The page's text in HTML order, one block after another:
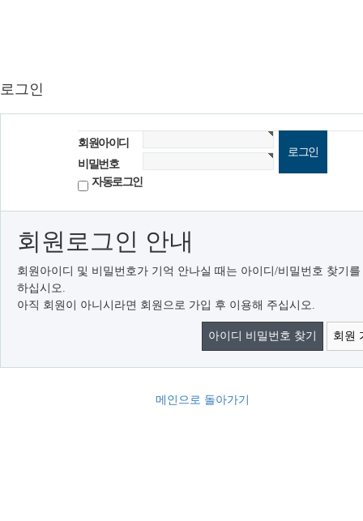
로그인
회원아이디
비밀번호
자동로그인
회원로그인 안내
회원아이디 및 비밀번호가 기억 안나실 때는 아이디/비밀번호 찾기를
하십시오.
아직 회원이 아니시라면 회원으로 가입 후 이용해 주십시오.
아이디 비밀번호 찾기 회원
메인으로 돌아가기